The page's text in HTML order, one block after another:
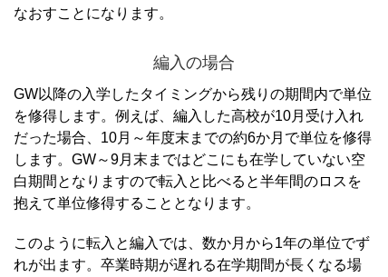
なおすことになります。
編入の場合
GW以降の入学したタイミングから残りの期間内で単位
を修得します。 例えば、編入した高校が10月受け入れ
だった場合、10月～年度末までの約6か月で単位を修得
します。 GW～9月末まではどこにも在学していない空
白期間となりますので転入と比べると半年間のロスを
抱えて単位修得することとなります。
このように転入と編入では、数か月から1年の単位でず
れが出ます。卒業時期が遅れる在学期間が長くなる場